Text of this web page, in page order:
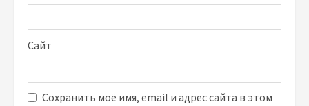
Сайт
Сохранить моё имя, email и адрес сайта в этом